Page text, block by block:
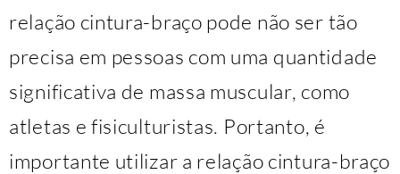
relação cintura-braço pode não ser tão
precisa em pessoas com uma quantidade
significativa de massa muscular, como
atletas e fisiculturistas. Portanto, é
importante utilizar a relação cintura-braço